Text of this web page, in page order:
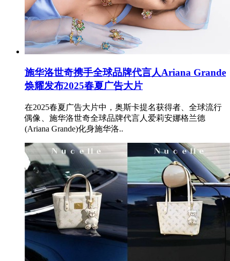
施华洛世奇携手全球品牌代言人Ariana Grande
焕耀发布2025春夏广告大片
在2025春夏广告大片中，奥斯卡提名获得者、全球流行
偶像、施华洛世奇全球品牌代言人爱莉安娜格兰德
(Ariana Grande)化身施华洛..